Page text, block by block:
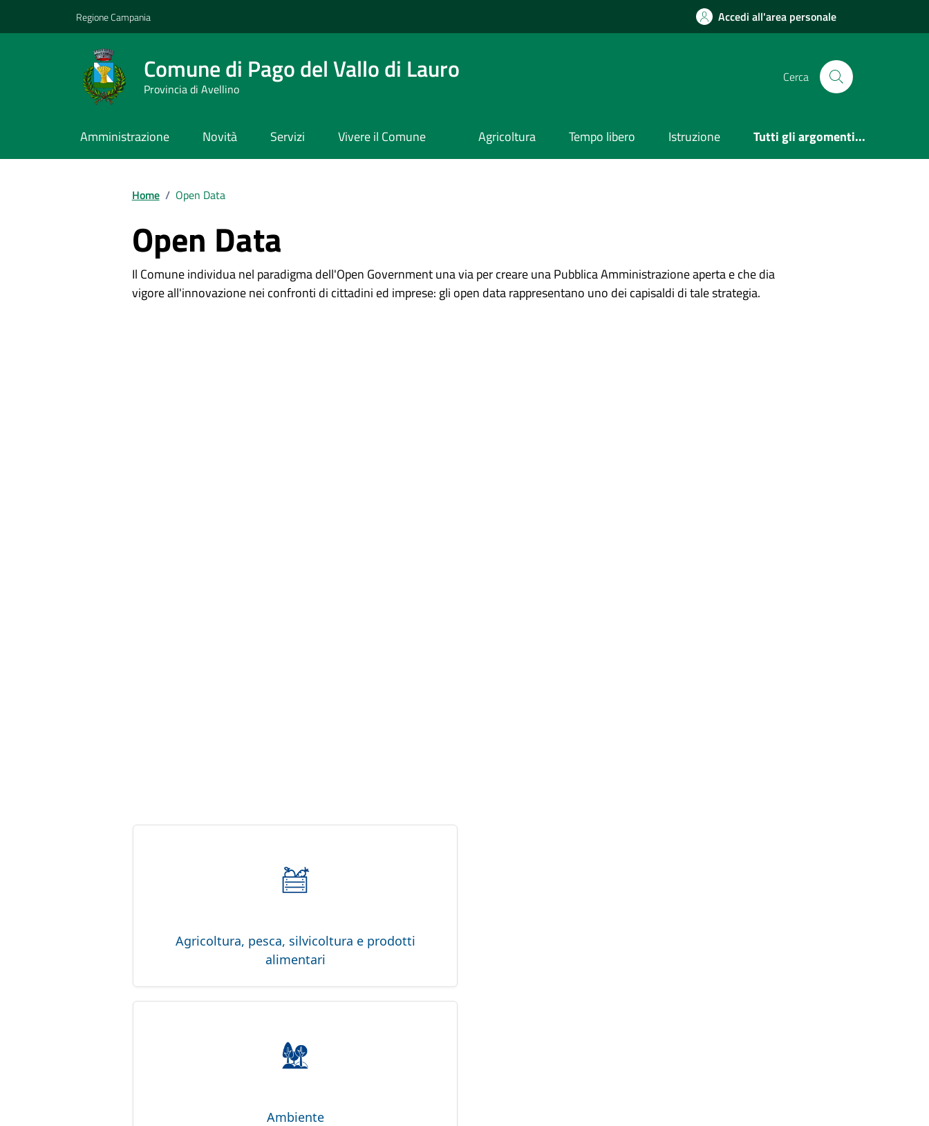
Regione Campania Accedi all'area personale
Comune di Pago del Vallo di Lauro
Provincia di Avellino
Cerca
Amministrazione Novità Servizi Vivere il Comune Agricoltura Tempo libero Istruzione Tutti gli argomenti...
Home / Open Data
Open Data
Il Comune individua nel paradigma dell'Open Government una via per creare una Pubblica Amministrazione aperta e che dia
vigore all'innovazione nei confronti di cittadini ed imprese: gli open data rappresentano uno dei capisaldi di tale strategia.
Agricoltura, pesca, silvicoltura e prodotti
alimentari
Ambiente